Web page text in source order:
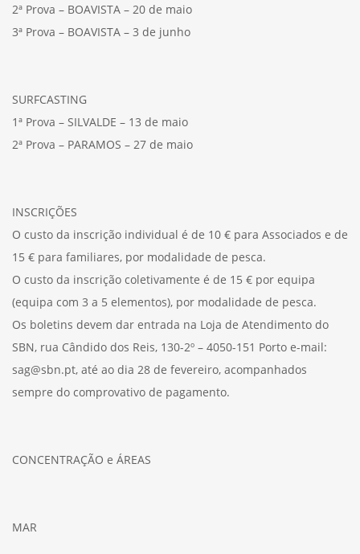
2ª Prova – BOAVISTA – 20 de maio
3ª Prova – BOAVISTA – 3 de junho
SURFCASTING
1ª Prova – SILVALDE – 13 de maio
2ª Prova – PARAMOS – 27 de maio
INSCRIÇÕES
O custo da inscrição individual é de 10 € para Associados e de
15 € para familiares, por modalidade de pesca.
O custo da inscrição coletivamente é de 15 € por equipa
(equipa com 3 a 5 elementos), por modalidade de pesca.
Os boletins devem dar entrada na Loja de Atendimento do
SBN, rua Cândido dos Reis, 130-2º – 4050-151 Porto e-mail:
sag@sbn.pt, até ao dia 28 de fevereiro, acompanhados
sempre do comprovativo de pagamento.
CONCENTRAÇÃO e ÁREAS
MAR